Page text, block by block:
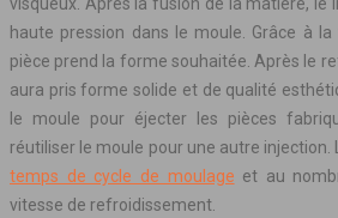
haute pression dans le moule. Grâce à
pièce prend la forme souhaitée. Après le
aura pris forme solide et de qualité
le moule pour éjecter les pièces
réutiliser le moule pour une autre injection.
temps de cycle de moulage et au
vitesse de refroidissement.